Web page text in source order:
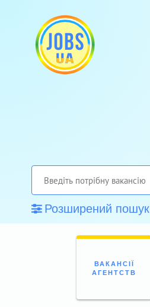
Розширений пошук
ВАКАНСІЇ
АГЕНТСТВ